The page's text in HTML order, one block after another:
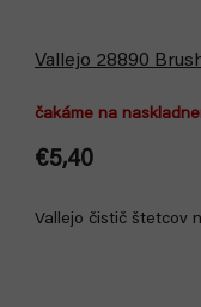
Vallejo 28890
čakáme na
€5,40
Vallejo čistič štetcov